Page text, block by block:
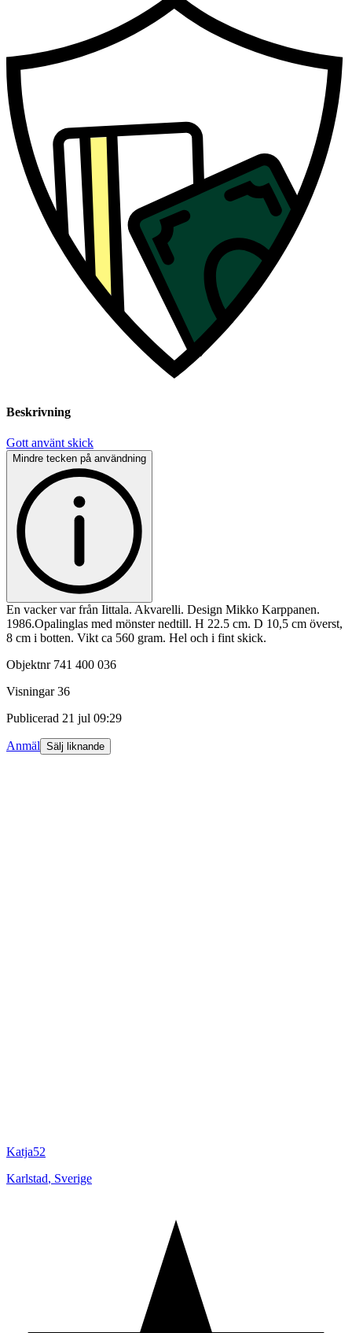
Beskrivning
Gott använt skick
Mindre tecken på användning
En vacker var från Iittala. Akvarelli. Design Mikko Karppanen.
1986.Opalinglas med mönster nedtill. H 22.5 cm. D 10,5 cm överst,
8 cm i botten. Vikt ca 560 gram. Hel och i fint skick.
Objektnr 741 400 036
Visningar 36
Publicerad 21 jul 09:29
Anmäl Sälj liknande
Katja52
Karlstad, Sverige